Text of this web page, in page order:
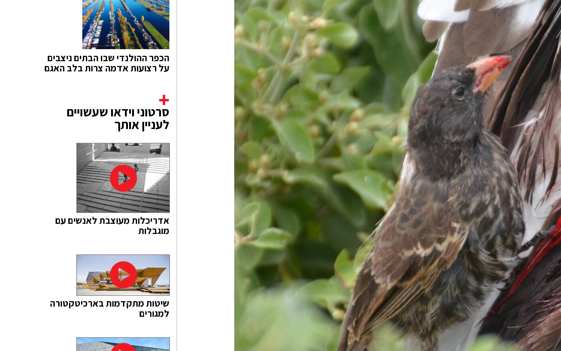
הכפר ההולנדי שבו הבתים ניצבים
על רצועות אדמה צרות בלב האגם
סרטוני וידאו שעשויים
לעניין אותך
אדריכלות מעוצבת לאנשים עם
מוגבלות
שיטות מתקדמות בארכיטקטורה
למגורים